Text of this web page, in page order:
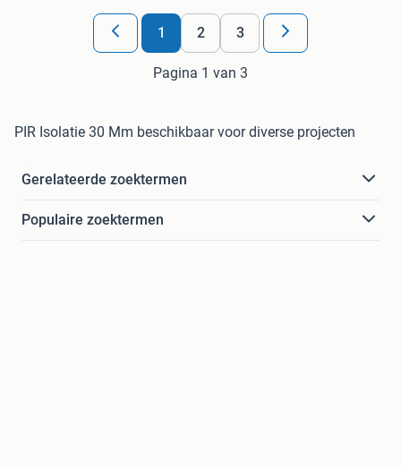
1 2 3
Pagina 1 van 3
PIR Isolatie 30 Mm beschikbaar voor diverse projecten
Gerelateerde zoektermen
Populaire zoektermen